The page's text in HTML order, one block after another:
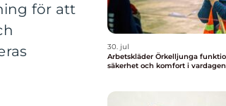
för att
30. jul
Arbetskläder Örkelljunga funktion,
säkerhet och komfort i vardagen